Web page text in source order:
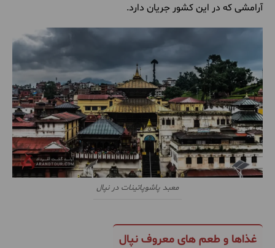
آرامشی که در این کشور جریان دارد.
معبد پاشوپاتینات در نپال
غذاها و طعم های معروف نپال